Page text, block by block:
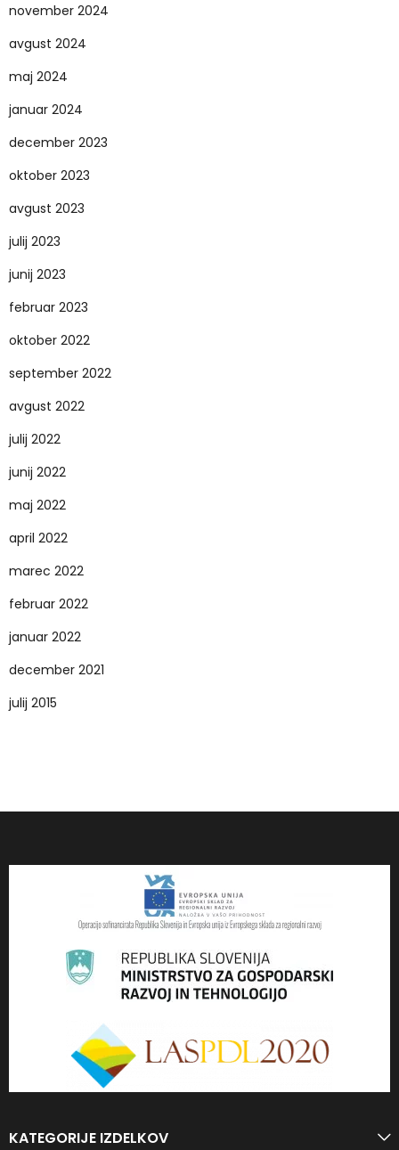
november 2024
avgust 2024
maj 2024
januar 2024
december 2023
oktober 2023
avgust 2023
julij 2023
junij 2023
februar 2023
oktober 2022
september 2022
avgust 2022
julij 2022
junij 2022
maj 2022
april 2022
marec 2022
februar 2022
januar 2022
december 2021
julij 2015
KATEGORIJE IZDELKOV